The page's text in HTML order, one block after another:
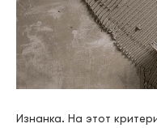
Изнанка. На этот